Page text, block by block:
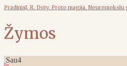
PradinisJ. R. Doty. Proto magija.
Žymos
Sau4